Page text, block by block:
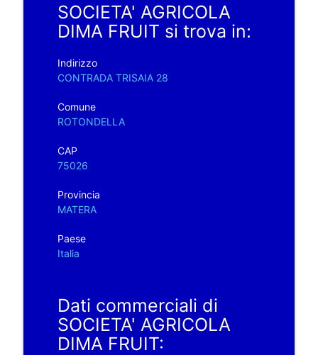
SOCIETA' AGRICOLA
DIMA FRUIT si trova in:
Indirizzo
CONTRADA TRISAIA 28
Comune
ROTONDELLA
CAP
75026
Provincia
MATERA
Paese
Italia
Dati commerciali di
SOCIETA' AGRICOLA
DIMA FRUIT: